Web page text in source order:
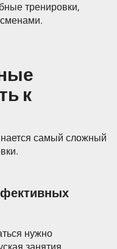
тренировки,
к
самый сложный
нужно